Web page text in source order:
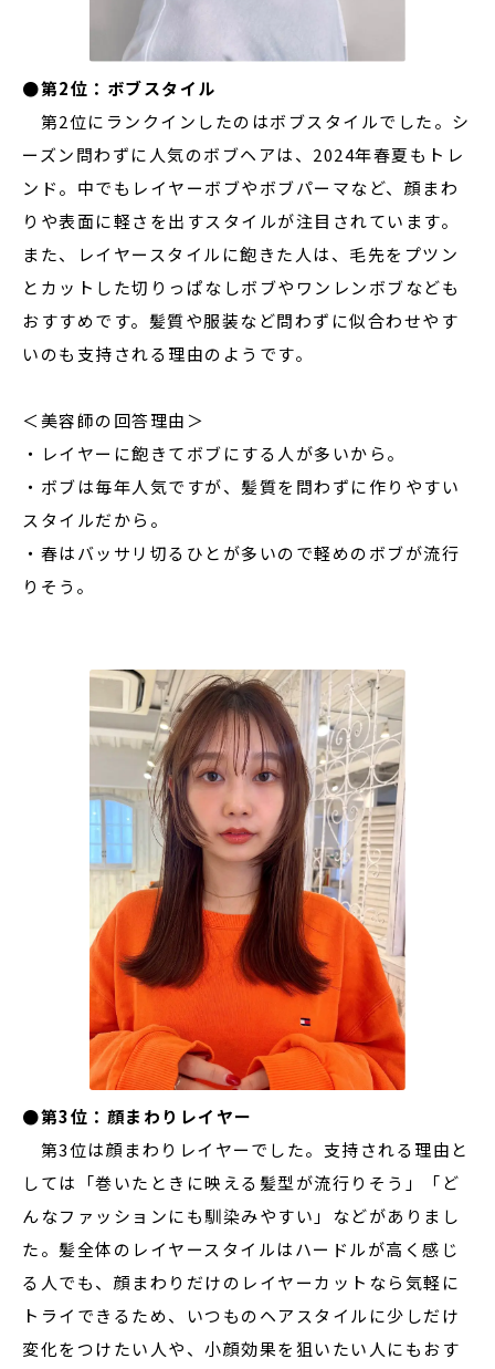
●第2位：ボブスタイル
第2位にランクインしたのはボブスタイルでした。シ
ーズン問わずに人気のボブヘアは、2024年春夏もトレ
ンド。中でもレイヤーボブやボブパーマなど、顔まわ
りや表面に軽さを出すスタイルが注目されています。
また、レイヤースタイルに飽きた人は、毛先をプツン
とカットした切りっぱなしボブやワンレンボブなども
おすすめです。髪質や服装など問わずに似合わせやす
いのも支持される理由のようです。
＜美容師の回答理由＞
・レイヤーに飽きてボブにする人が多いから。
・ボブは毎年人気ですが、髪質を問わずに作りやすい
スタイルだから。
・春はバッサリ切るひとが多いので軽めのボブが流行
りそう。
●第3位：顔まわりレイヤー
第3位は顔まわりレイヤーでした。支持される理由と
しては「巻いたときに映える髪型が流行りそう」「ど
んなファッションにも馴染みやすい」などがありまし
た。髪全体のレイヤースタイルはハードルが高く感じ
る人でも、顔まわりだけのレイヤーカットなら気軽に
トライできるため、いつものヘアスタイルに少しだけ
変化をつけたい人や、小顔効果を狙いたい人にもおす